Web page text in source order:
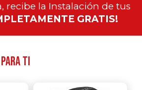
recibe la Instalación de tus
GRATIS!
para ti